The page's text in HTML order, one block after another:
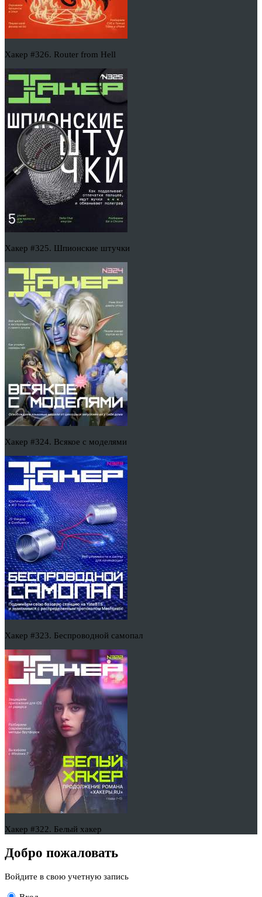
Хакер #326. Router from Hell
Хакер #325. Шпионские штучки
Хакер #324. Всякое с моделями
Хакер #323. Беспроводной самопал
Хакер #322. Белый хакер
Добро пожаловать
Войдите в свою учетную запись